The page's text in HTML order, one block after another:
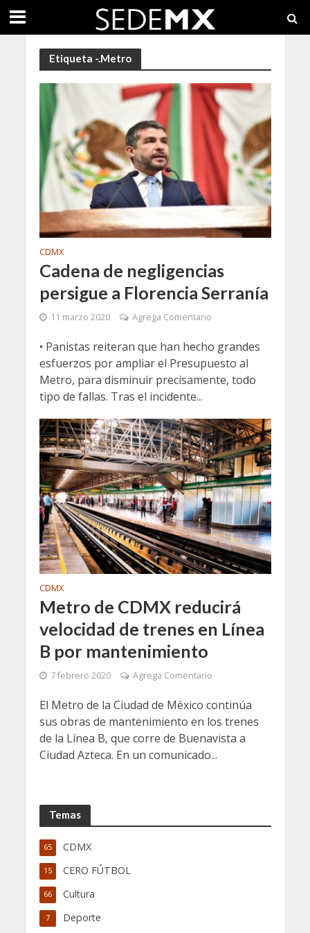
Etiqueta -.Metro
CDMX
Cadena de negligencias
persigue a Florencia Serranía
11 marzo 2020 Agrega Comentario
• Panistas reiteran que han hecho grandes
esfuerzos por ampliar el Presupuesto al
Metro, para disminuir precisamente, todo
tipo de fallas. Tras el incidente...
CDMX
Metro de CDMX reducirá
velocidad de trenes en Línea
B por mantenimiento
7 febrero 2020 Agrega Comentario
El Metro de la Ciudad de México continúa
sus obras de mantenimiento en los trenes
de la Línea B, que corre de Buenavista a
Ciudad Azteca. En un comunicado...
Temas
CDMX
65
CERO FÚTBOL
15
Cultura
66
Deporte
7